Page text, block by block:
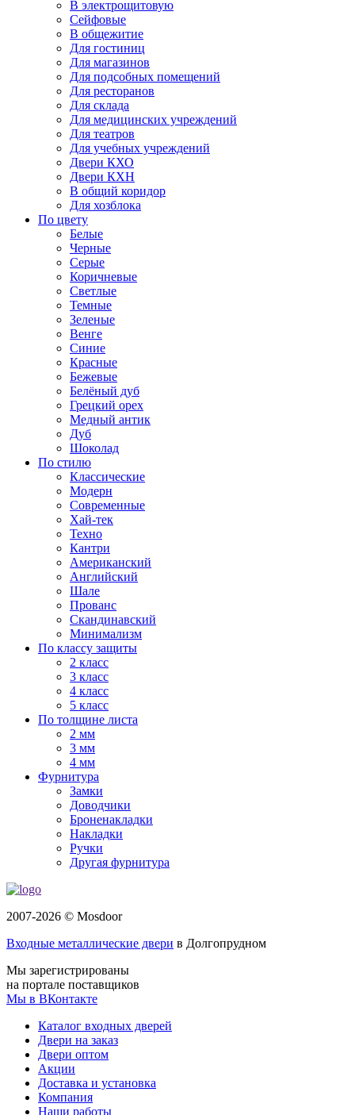
В электрощитовую
Сейфовые
В общежитие
Для гостиниц
Для магазинов
Для подсобных помещений
Для ресторанов
Для склада
Для медицинских учреждений
Для театров
Для учебных учреждений
Двери КХО
Двери КХН
В общий коридор
Для хозблока
По цвету
Белые
Черные
Серые
Коричневые
Светлые
Темные
Зеленые
Венге
Синие
Красные
Бежевые
Белёный дуб
Грецкий орех
Медный антик
Дуб
Шоколад
По стилю
Классические
Модерн
Современные
Хай-тек
Техно
Кантри
Американский
Английский
Шале
Прованс
Скандинавский
Минимализм
По классу защиты
2 класс
3 класс
4 класс
5 класс
По толщине листа
2 мм
3 мм
4 мм
Фурнитура
Замки
Доводчики
Броненакладки
Накладки
Ручки
Другая фурнитура
2007-2026 © Mosdoor
Входные металлические двери в Долгопрудном
Мы зарегистрированы
на портале поставщиков
Мы в ВКонтакте
Каталог входных дверей
Двери на заказ
Двери оптом
Акции
Доставка и установка
Компания
Наши работы